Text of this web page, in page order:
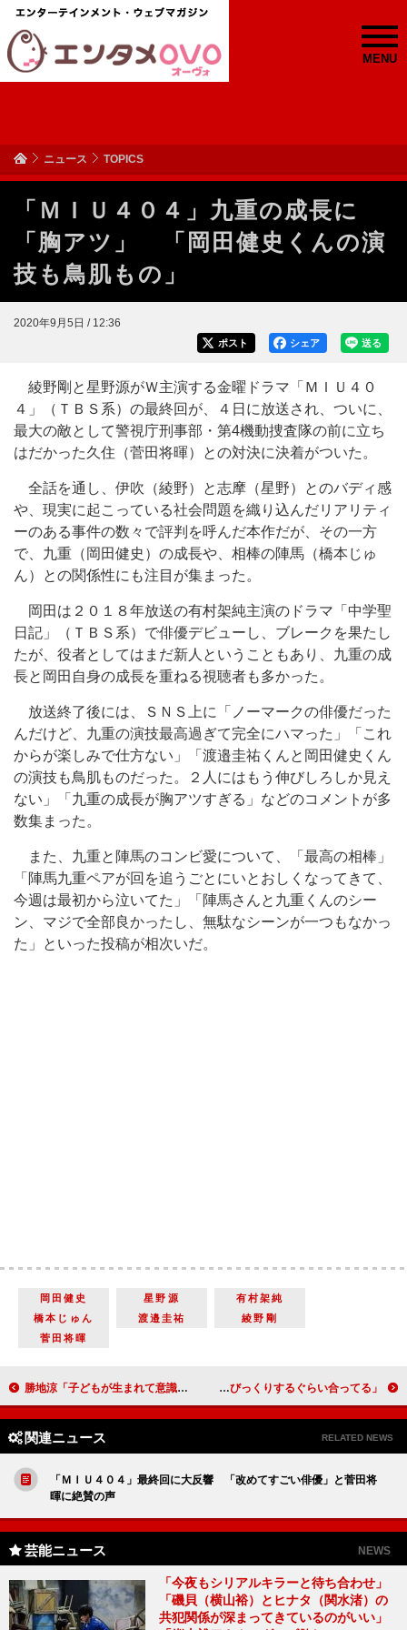
MENU
ニュース TOPICS
「ＭＩＵ４０４」九重の成長に
「胸アツ」 「岡田健史くんの演
技も鳥肌もの」
2020年9月5日 / 12:36
送る
シェア
ポスト
綾野剛と星野源がＷ主演する金曜ドラマ「ＭＩＵ４０
４」（ＴＢＳ系）の最終回が、４日に放送され、ついに、
最大の敵として警視庁刑事部・第4機動捜査隊の前に立ち
はだかった久住（菅田将暉）との対決に決着がついた。
全話を通し、伊吹（綾野）と志摩（星野）とのバディ感
や、現実に起こっている社会問題を織り込んだリアリティ
ーのある事件の数々で評判を呼んだ本作だが、その一方
で、九重（岡田健史）の成長や、相棒の陣馬（橋本じゅ
ん）との関係性にも注目が集まった。
岡田は２０１８年放送の有村架純主演のドラマ「中学聖
日記」（ＴＢＳ系）で俳優デビューし、ブレークを果たし
たが、役者としてはまだ新人ということもあり、九重の成
長と岡田自身の成長を重ねる視聴者も多かった。
放送終了後には、ＳＮＳ上に「ノーマークの俳優だった
んだけど、九重の演技最高過ぎて完全にハマった」「これ
からが楽しみで仕方ない」「渡邉圭祐くんと岡田健史くん
の演技も鳥肌ものだった。２人にはもう伸びしろしか見え
ない」「九重の成長が胸アツすぎる」などのコメントが多
数集まった。
また、九重と陣馬のコンビ愛について、「最高の相棒」
「陣馬九重ペアが回を追うごとにいとおしくなってきて、
今週は最初から泣いてた」「陣馬さんと九重くんのシー
ン、マジで全部良かったし、無駄なシーンが一つもなかっ
た」といった投稿が相次いだ。
岡田健史 星野源
有村架純
橋本じゅん
渡邉圭祐
綾野剛
菅田将暉
勝地涼「子どもが生まれて意識が変わった」 母は、実家の跡継ぎは「息子のお嫁さんにって…」 今田耕司、スレンダー美女“お持ち帰り”報道に言及 「文春砲はびっくりするぐらい合ってる」
関連ニュース RELATED NEWS
「ＭＩＵ４０４」最終回に大反響 「改めてすごい俳優」と菅田将
暉に絶賛の声
芸能ニュース NEWS
「今夜もシリアルキラーと待ち合わせ」
「磯貝（横山裕）とヒナタ（関水渚）の
共犯関係が深まってきているのがいい」